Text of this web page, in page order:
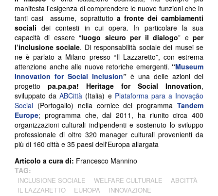
manifesta l’esigenza di comprendere le nuove funzioni che in
tanti casi assume, soprattutto a fronte dei cambiamenti
socialidei contesti in cui opera. In particolare la sua
capacità di essere “luogo sicuro per il dialogo” eper
l’inclusione sociale. Di responsabilità sociale dei musei se
ne è parlato a Milano presso “Il Lazzaretto”, con estrema
attenzione anche alle nuove retoriche emergenti. “Museum
Innovation for Social Inclusion” è una delle azioni del
progetto pa.pa.pa! Heritage for Social Innovation,
sviluppato daABCittà (Italia) e Plataforma para a Inovação
Social (Portogallo) nella cornice del programma Tandem
Europe; programma che, dal 2011, ha riunito circa 400
organizzazioni culturali indipendenti e sostenuto lo sviluppo
professionale di oltre 320 manager culturali provenienti da
più di 160 città e 35 paesi dell'Europa allargata
Articolo a cura di: Francesco Mannino
TAG:
INCLUSIONE SOCIALE WELFARE CULTURALE
ABCITTÀ
IL LAZZARETTO
EUROPA INNOVAZIONE